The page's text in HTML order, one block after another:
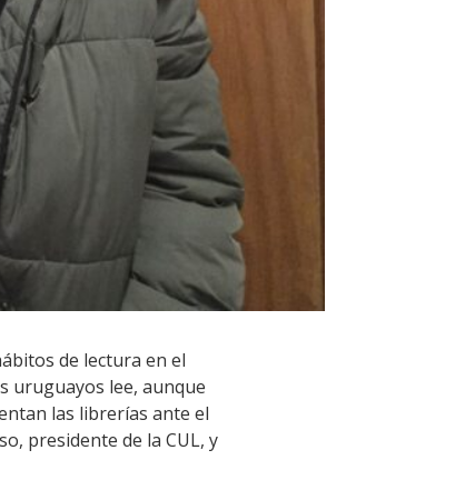
de lectura en el
uruguayos lee, aunque
las librerías ante el
presidente de la CUL, y